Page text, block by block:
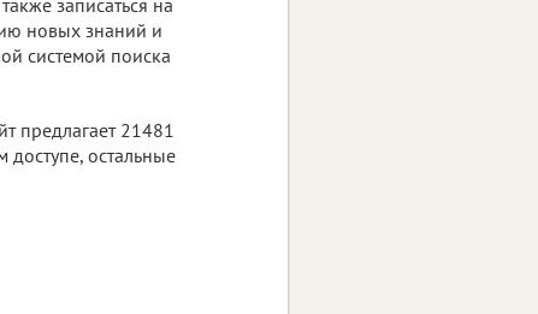
новых знаний и
системой поиска
предлагает 21481
остальные